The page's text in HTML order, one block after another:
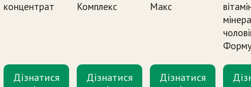
концентрат
Дізнатися
Комплекс
Дізнатися
Макс
Дізнатися